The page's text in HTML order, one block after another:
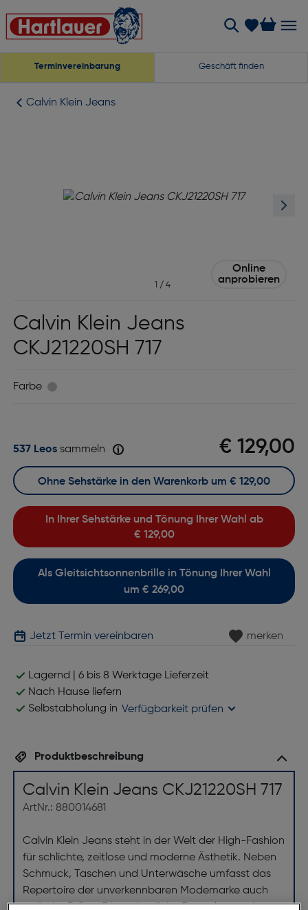
Terminvereinbarung Geschäft finden
Calvin Klein Jeans
1 / 4
Online
anprobieren
Calvin Klein Jeans
CKJ21220SH 717
Farbe
€ 129,00
537 Leossammeln
Als Gleitsichtsonnenbrille in Tönung Ihrer Wahl
um € 269,00
In Ihrer Sehstärke und Tönung Ihrer Wahl ab
€ 129,00
Ohne Sehstärke in den Warenkorb um € 129,00
Jetzt Termin vereinbaren merken
Lagernd | 6 bis 8 Werktage Lieferzeit
Nach Hause liefern
Selbstabholung in Verfügbarkeit prüfen
Produktbeschreibung
Calvin Klein Jeans CKJ21220SH 717
ArtNr.: 880014681
Calvin Klein Jeans steht in der Welt der High-Fashion
für schlichte, zeitlose und moderne Ästhetik. Neben
Schmuck, Taschen und Unterwäsche umfasst das
Repertoire der unverkennbaren Modemarke auch
stylische Brillen. Dieses herrliche Exemplar wurde aus